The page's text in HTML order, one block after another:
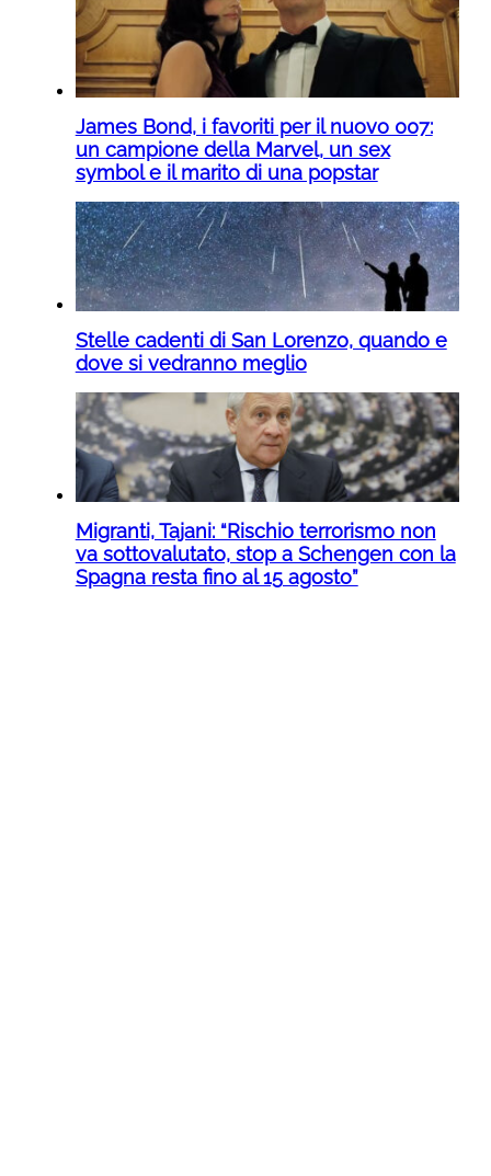
James Bond, i favoriti per il nuovo 007:
un campione della Marvel, un sex
symbol e il marito di una popstar
Stelle cadenti di San Lorenzo, quando e
dove si vedranno meglio
Migranti, Tajani: “Rischio terrorismo non
va sottovalutato, stop a Schengen con la
Spagna resta fino al 15 agosto”